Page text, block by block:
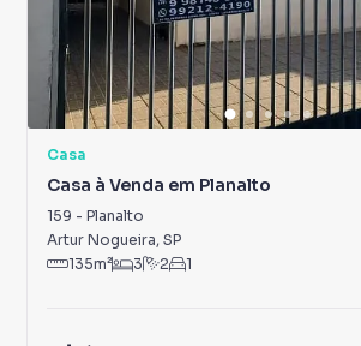
Casa
Casa à Venda em Planalto
159 - Planalto
Artur Nogueira, SP
135m² 3 2 1